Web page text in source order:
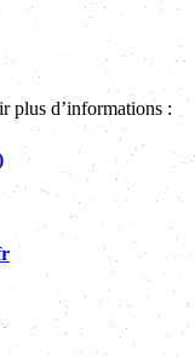
plus d’informations :